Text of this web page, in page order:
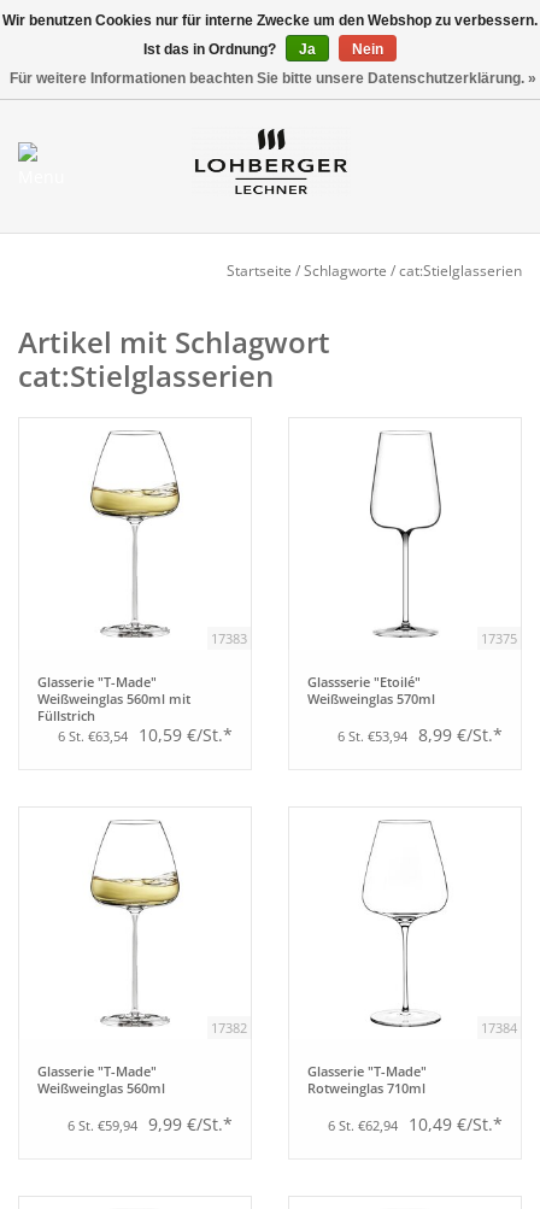
Mein Konto / Kundenkonto
NEU
Gedeckter Tisch
Tafeln
Einrichtung
Berufsbekleidung
Küchentechnik
Küchenmöbel
Startseite /Schlagworte /cat:Stielglasserien
Artikel mit Schlagwort
cat:Stielglasserien
17383
Glasserie "T-Made"
Weißweinglas 560ml mit
Füllstrich
6 St. €63,54
10,59 €/St.*
17375
Glassserie "Etoilé"
Weißweinglas 570ml
6 St. €53,94 8,99 €/St.*
17382
Glasserie "T-Made"
Weißweinglas 560ml
6 St. €59,94 9,99 €/St.*
17384
Glasserie "T-Made"
Rotweinglas 710ml
6 St. €62,94 10,49 €/St.*
Wir benutzen Cookies nur für interne Zwecke um den Webshop zu verbessern.
Ist das in Ordnung?
Ja
Nein
Für weitere Informationen beachten Sie bitte unsere Datenschutzerklärung. »